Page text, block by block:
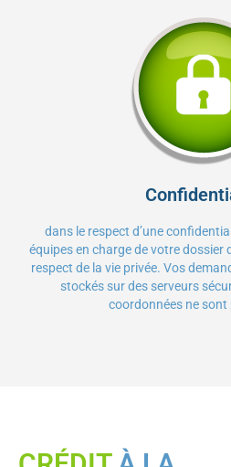
dans le respect d’une
équipes en charge de votre
respect de la vie privée. Vos
stockés sur des serveurs
coordonnées ne sont